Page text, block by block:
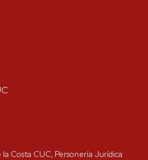
Costa CUC, Personería Jurídica